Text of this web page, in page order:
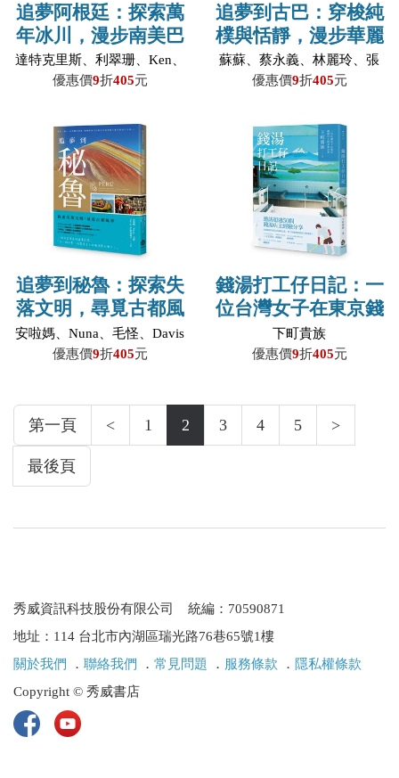
追夢阿根廷：探索萬
年冰川，漫步南美巴
黎
達特克里斯、利翠珊、Ken、
鐵小娜、沈卡洛、劉兆明、
優惠價9折405元
追夢到古巴：穿梭純
樸與恬靜，漫步華麗
與時尚
蘇蘇、蔡永義、林麗玲、張
國器、陳淑華、魏瓊瑛、康
優惠價9折405元
追夢到秘魯：探索失
落文明，尋覓古都風
華
安啦媽、Nuna、毛怪、Davis
Su、林惠予
優惠價9折405元
錢湯打工仔日記：一
位台灣女子在東京錢
湯打工的真實日常
下町貴族
優惠價9折405元
第一頁 < 1 2 3 4 5 >
最後頁
秀威資訊科技股份有限公司 統編：70590871
地址：114 台北市內湖區瑞光路76巷65號1樓
關於我們
． 聯絡我們 ． 常見問題 ． 服務條款 ． 隱私權條款
Copyright © 秀威書店